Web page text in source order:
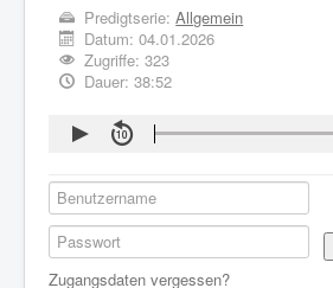
Predigtserie:Allgemein
Datum:04.01.2026
Zugriffe: 323
Dauer: 38:52
Zugangsdaten vergessen?